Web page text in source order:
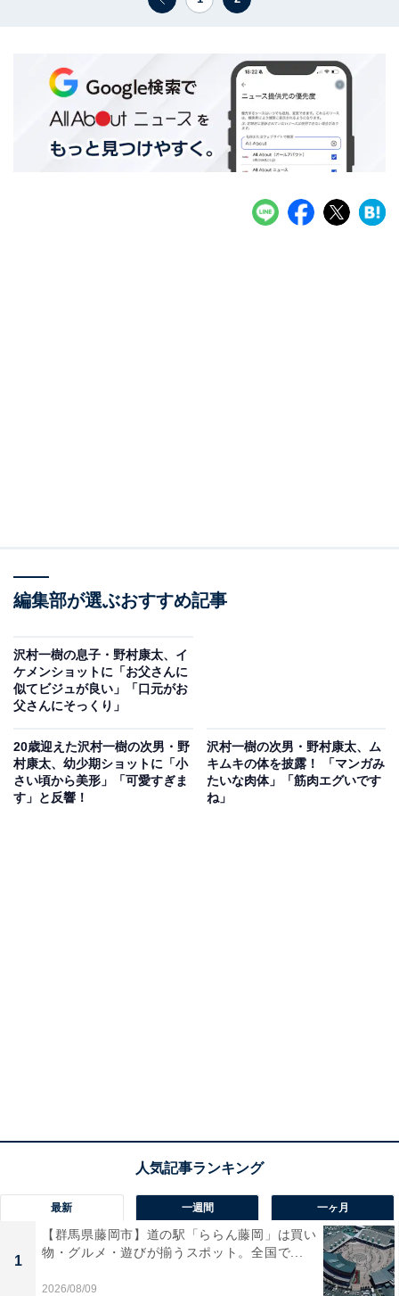
編集部が選ぶおすすめ記事
沢村一樹の息子・野村康太、イ
ケメンショットに「お父さんに
似てビジュが良い」「口元がお
父さんにそっくり」
20歳迎えた沢村一樹の次男・野
村康太、幼少期ショットに「小
さい頃から美形」「可愛すぎま
す」と反響！
沢村一樹の次男・野村康太、ム
キムキの体を披露！ 「マンガみ
たいな肉体」「筋肉エグいです
ね」
最新 一週間 一ヶ月
1
【群馬県藤岡市】道の駅「ららん藤岡」は買い
物・グルメ・遊びが揃うスポット。全国で...
2026/08/09